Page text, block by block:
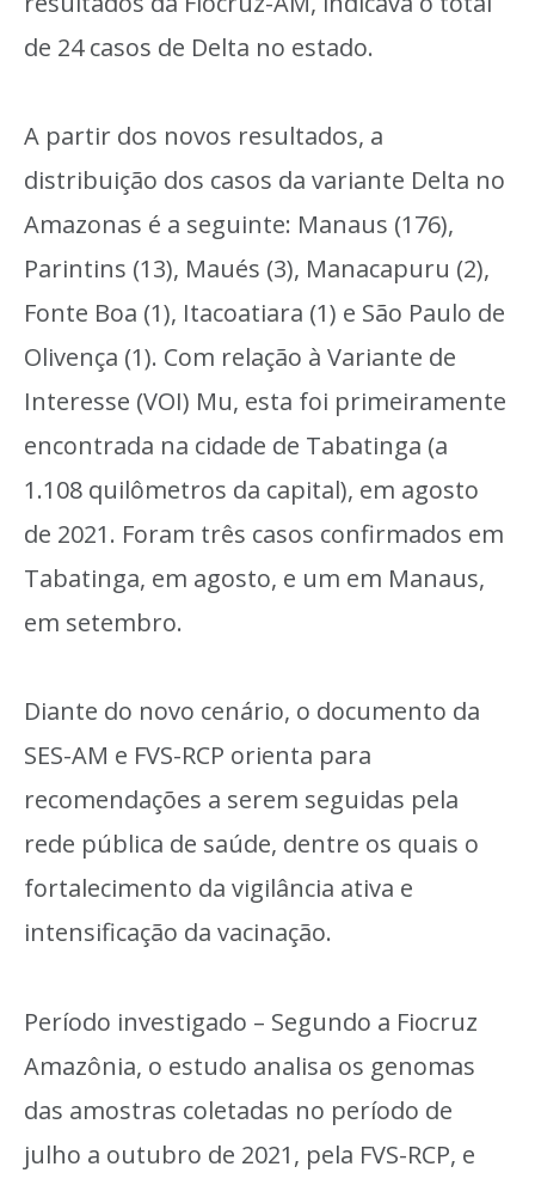
de 24 casos de Delta no estado.
A partir dos novos resultados, a
distribuição dos casos da variante Delta no
Amazonas é a seguinte: Manaus (176),
Parintins (13), Maués (3), Manacapuru (2),
Fonte Boa (1), Itacoatiara (1) e São Paulo de
Olivença (1). Com relação à Variante de
Interesse (VOI) Mu, esta foi primeiramente
encontrada na cidade de Tabatinga (a
1.108 quilômetros da capital), em agosto
de 2021. Foram três casos confirmados em
Tabatinga, em agosto, e um em Manaus,
em setembro.
Diante do novo cenário, o documento da
SES-AM e FVS-RCP orienta para
recomendações a serem seguidas pela
rede pública de saúde, dentre os quais o
fortalecimento da vigilância ativa e
intensificação da vacinação.
Período investigado – Segundo a Fiocruz
Amazônia, o estudo analisa os genomas
das amostras coletadas no período de
julho a outubro de 2021, pela FVS-RCP, e